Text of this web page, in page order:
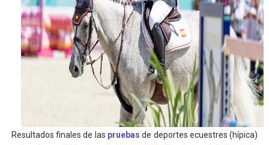
Mundial de piragüismo slalom 2026 (Oklahoma City,
Tour de Francia masculino 2026 - Tadej Pogacar
Mundial de Fórmula 1 2026 - Lando Norris consigue
Copa del Mundo femenina 2026 - Estados Unidos
Campeonato de Europa de saltos 2026 (París,
Resultados finales de las pruebas de deportes ecuestres (hípica)